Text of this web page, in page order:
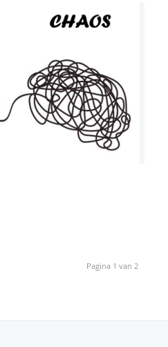
Pagina 1 van 2